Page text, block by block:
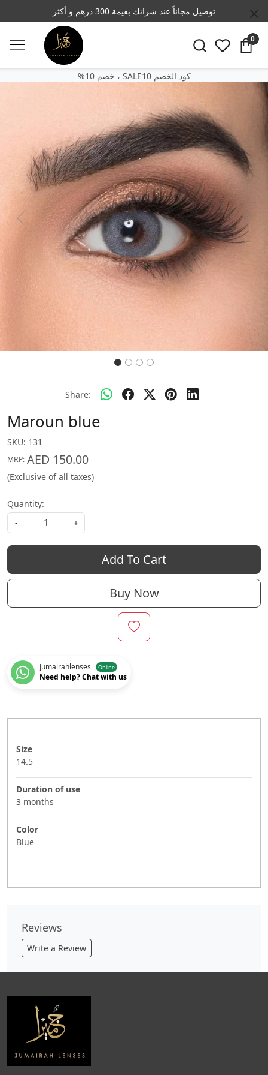
توصيل مجاناً عند شرائك بقيمة 300 درهم و أكثر
0
‎%‎خصم 10 ، SALE10 كود الخصم
Previous Next
Share:
Maroun blue
SKU: 131
MRP: AED 150.00
(Exclusive of all taxes)
Quantity:
-
+
Add To Cart
Buy Now
Jumairahlenses Online
Need help? Chat with us
Size
14.5
Duration of use
3 months
Color
Blue
Reviews
Write a Review